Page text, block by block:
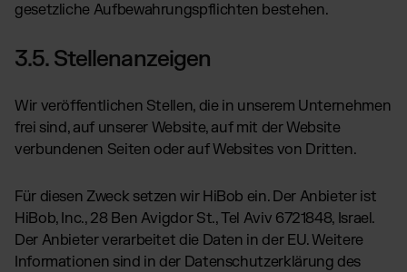
gesetzliche Aufbewahrungspflichten bestehen.
3.5. Stellenanzeigen
Wir veröffentlichen Stellen, die in unserem Unternehmen
frei sind, auf unserer Website, auf mit der Website
verbundenen Seiten oder auf Websites von Dritten.
Für diesen Zweck setzen wir HiBob ein. Der Anbieter ist
HiBob, Inc., 28 Ben Avigdor St., Tel Aviv 6721848, Israel.
Der Anbieter verarbeitet die Daten in der EU. Weitere
Informationen sind in der Datenschutzerklärung des